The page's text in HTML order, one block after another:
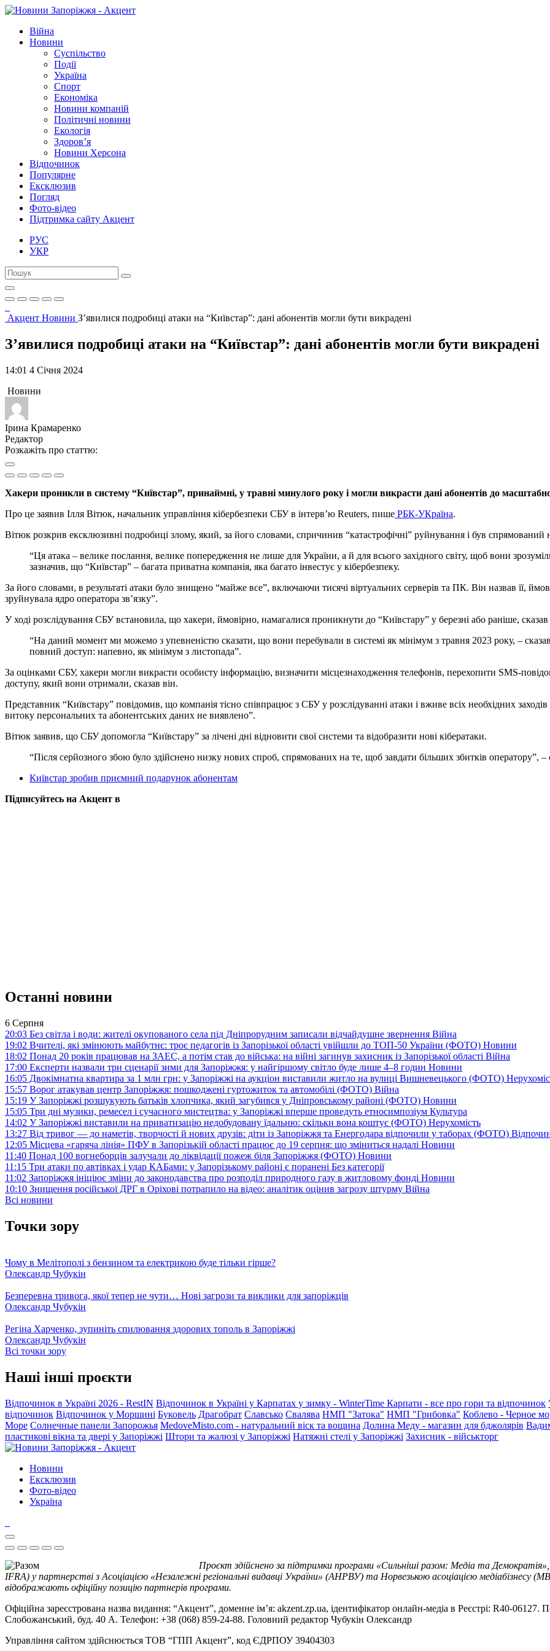
Війна
Новини
Суспільство
Події
Україна
Спорт
Економіка
Новини компаній
Політичні новини
Екологія
Здоров’я
Новини Херсона
Відпочинок
Популярне
Ексклюзив
Погляд
Фото-відео
Підтримка сайту Акцент
РУС
УКР
Акцент Новини З’явилися подробиці атаки на “Київстар”: дані абонентів могли бути викрадені
З’явилися подробиці атаки на “Київстар”: дані абонентів могли бути викрадені
14:01 4 Січня 2024
Новини
Ірина Крамаренко
Редактор
Розкажіть про статтю:
Хакери проникли в систему “Київстар”, принаймні, у травні минулого року і могли викрасти дані абонентів до
Про це заявив Ілля Вітюк, начальник управління кібербезпеки СБУ в інтерв’ю Reuters, пише РБК-УКраїна.
Вітюк розкрив ексклюзивні подробиці злому, який, за його словами, спричинив “катастрофічні” руйнування і був спрямований
“Ця атака – велике послання, велике попередження не лише для України, а й для всього західного світу, щоб вони
зазначив, що “Київстар” – багата приватна компанія, яка багато інвестує у кібербезпеку.
За його словами, в результаті атаки було знищено “майже все”, включаючи тисячі віртуальних серверів та ПК. Він назвав її,
зруйнувала ядро оператора зв’язку”.
У ході розслідування СБУ встановила, що хакери, ймовірно, намагалися проникнути до “Київстару” у березні або раніше, сказав
“На даний момент ми можемо з упевненістю сказати, що вони перебували в системі як мінімум з травня 2023 року, –
повний доступ: напевно, як мінімум з листопада”.
За оцінками СБУ, хакери могли викрасти особисту інформацію, визначити місцезнаходження телефонів, перехопити SMS-
доступу, який вони отримали, сказав він.
Представник “Київстару” повідомив, що компанія тісно співпрацює з СБУ у розслідуванні атаки і вживе всіх необхідних
витоку персональних та абонентських даних не виявлено”.
Вітюк заявив, що СБУ допомогла “Київстару” за лічені дні відновити свої системи та відобразити нові кібератаки.
“Після серйозного збою було здійснено низку нових спроб, спрямованих на те, щоб завдати більших збитків оператору”, –
Київстар зробив приємний подарунок абонентам
Підписуйтесь на Акцент в
Останні новини
6 Серпня
20:03 Без світла і води: жителі окупованого села під Дніпрорудним записали відчайдушне звернення Війна
19:02 Вчителі, які змінюють майбутнє: троє педагогів із Запорізької області увійшли до ТОП-50 України (ФОТО) Новини
18:02 Понад 20 років працював на ЗАЕС, а потім став до війська: на війні загинув захисник із Запорізької області Війна
17:00 Експерти назвали три сценарії зими для Запоріжжя: у найгіршому світло буде лише 4–8 годин Новини
16:05 Двокімнатна квартира за 1 млн грн: у Запоріжжі на аукціон виставили житло на вулиці Вишневецького (ФОТО)
15:57 Ворог атакував центр Запоріжжя: пошкоджені гуртожиток та автомобілі (ФОТО) Війна
15:19 У Запоріжжі розшукують батьків хлопчика, який загубився у Дніпровському районі (ФОТО) Новини
15:05 Три дні музики, ремесел і сучасного мистецтва: у Запоріжжі вперше проведуть етносимпозіум Культура
14:02 У Запоріжжі виставили на приватизацію недобудовану їдальню: скільки вона коштує (ФОТО) Нерухомість
13:27 Від тривог — до наметів, творчості й нових друзів: діти із Запоріжжя та Енергодара відпочили у таборах (ФОТО)
12:05 Місцева «гаряча лінія» ПФУ в Запорізькій області працює до 19 серпня: що зміниться надалі Новини
11:40 Понад 100 вогнеборців залучали до ліквідації пожеж біля Запоріжжя (ФОТО) Новини
11:15 Три атаки по автівках і удар КАБами: у Запорізькому районі є поранені Без категорії
11:02 Запоріжжя ініціює зміни до законодавства про розподіл природного газу в житловому фонді Новини
10:10 Знищення російської ДРГ в Оріхові потрапило на відео: аналітик оцінив загрозу штурму Війна
Всі новини
Точки зору
Чому в Мелітополі з бензином та електрикою буде тільки гірше?
Олександр Чубукін
Безперевна тривога, якої тепер не чути… Нові загрози та виклики для запоріжців
Олександр Чубукін
Регіна Харченко, зупиніть спилювання здорових тополь в Запоріжжі
Олександр Чубукін
Всі точки зору
Наші інші проєкти
Відпочинок в Україні 2026 - RestIN Відпочинок в Україні у Карпатах у зимку - WinterTime Карпати - все про гори та відпочинок
відпочинок Відпочинок у Моршині Буковель Драгобрат Славсько Свалява НМП "Затока" НМП "Грибовка" Коблево - Черное
Море Солнечные панели Запорожья MedoveMisto.com - натуральний віск та вощина Долина Меду - магазин для бджолярів
пластикові вікна та двері у Запоріжжі Штори та жалюзі у Запоріжжі Натяжні стелі у Запоріжжі Захисник - військторг
Новини
Ексклюзив
Фото-відео
Україна
Проєкт здійснено за підтримки програми «Сильніші разом: Медіа та
IFRA) у партнерстві з Асоціацією «Незалежні регіональні видавці України» (АНРВУ) та Норвезькою асоціацією медіабізнесу
відображають офіційну позицію партнерів програми.
Офіційна зареєстрована назва видання: “Акцент”, доменне ім’я: akzent.zp.ua, ідентифікатор онлайн-медіа в Реєстрі: R40-
Слобожанський, буд. 40 А. Телефон: +38 (068) 859-24-88. Головний редактор Чубукін Олександр
Управління сайтом здійснюється ТОВ “ГПП Акцент”, код ЄДРПОУ 39404303